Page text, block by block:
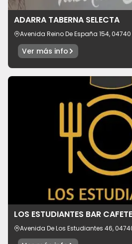
Idioma
ADARRA TABERNA SELECTA
Avenida Reino De España 154,
Ver más info
LOS ESTUDIANTES BAR
Avenida De Los Estudiantes 46,